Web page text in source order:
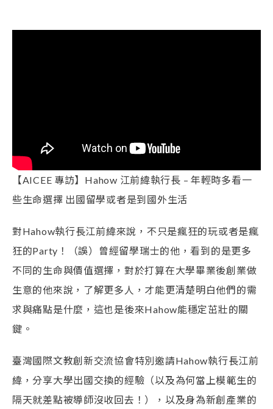
【AICEE 專訪】Hahow 江前緯執行長 – 年輕時多看一
些生命選擇 出國留學或者是到國外生活
對Hahow執行長江前緯來說，不只是瘋狂的玩或者是瘋
狂的Party！（誤）曾經留學瑞士的他，看到的是更多
不同的生命與價值選擇，對於打算在大學畢業後創業做
生意的他來說，了解更多人，才能更清楚明白他們的需
求與痛點是什麼，這也是後來Hahow能穩定茁壯的關
鍵。
臺灣國際文教創新交流協會特別邀請Hahow執行長江前
緯，分享大學出國交換的經驗（以及為何當上模範生的
隔天就差點被導師沒收回去！），以及身為新創產業的